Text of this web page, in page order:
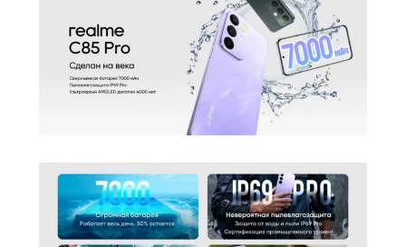
Быстрая зарядка
Навигация
Навигация A-GPS, BeiDou, GPS, Galileo, ГЛОНАСС
12 месяцев